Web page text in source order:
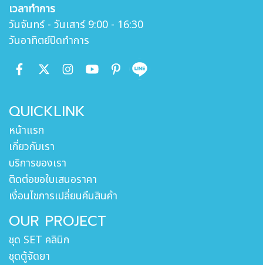
เวลาทำการ
วันจันทร์ - วันเสาร์ 9:00 - 16:30
วันอาทิตย์ปิดทำการ
QUICKLINK
หน้าแรก
เกี่ยวกับเรา
บริการของเรา
ติดต่อขอใบเสนอราคา
เงื่อนไขการเปลี่ยนคืนสินค้า
OUR PROJECT
ชุด SET คลินิก
ชุดตู้จัดยา